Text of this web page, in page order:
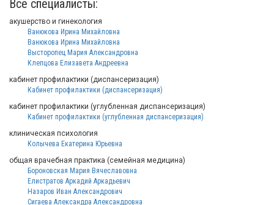
Все специалисты:
акушерство и гинекология
Ванюкова Ирина Михайловна
Ванюкова Ирина Михайловна
Высторопец Мария Александровна
Клепцова Елизавета Андреевна
кабинет профилактики (диспансеризация)
Кабинет профилактики (диспансеризация)
кабинет профилактики (углубленная диспансеризация)
Кабинет профилактики (углубленная диспансеризация)
клиническая психология
Колычева Екатерина Юрьевна
общая врачебная практика (семейная медицина)
Бороновская Мария Вячеславовна
Елистратов Аркадий Аркадьевич
Назаров Иван Александрович
Сигаева Александра Александровна